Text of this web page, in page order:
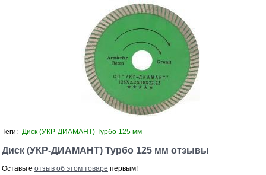
Теги: Диск (УКР-ДИАМАНТ) Турбо 125 мм
Диск (УКР-ДИАМАНТ) Турбо 125 мм отзывы
Оставьте отзыв об этом товаре первым!